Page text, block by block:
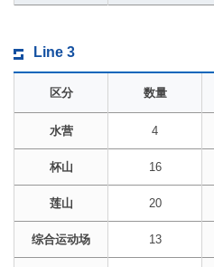
Line 3
区分 数量
水营 4
杯山 16
莲山 20
综合运动场 13